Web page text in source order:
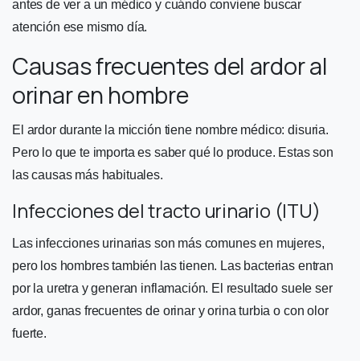
antes de ver a un médico y cuándo conviene buscar
atención ese mismo día.
Causas frecuentes del ardor al
orinar en hombre
El ardor durante la micción tiene nombre médico: disuria.
Pero lo que te importa es saber qué lo produce. Estas son
las causas más habituales.
Infecciones del tracto urinario (ITU)
Las infecciones urinarias son más comunes en mujeres,
pero los hombres también las tienen. Las bacterias entran
por la uretra y generan inflamación. El resultado suele ser
ardor, ganas frecuentes de orinar y orina turbia o con olor
fuerte.